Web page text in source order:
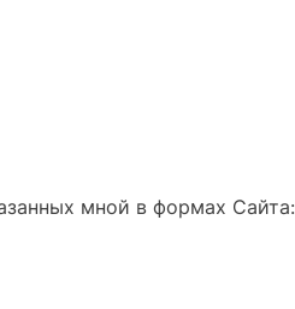
мной в формах Сайта: